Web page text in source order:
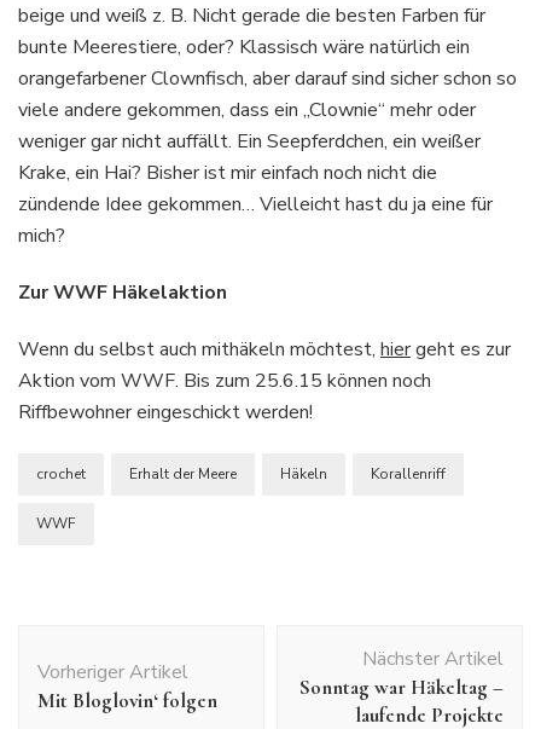
beige und weiß z. B. Nicht gerade die besten Farben für
bunte Meerestiere, oder? Klassisch wäre natürlich ein
orangefarbener Clownfisch, aber darauf sind sicher schon so
viele andere gekommen, dass ein „Clownie“ mehr oder
weniger gar nicht auffällt. Ein Seepferdchen, ein weißer
Krake, ein Hai? Bisher ist mir einfach noch nicht die
zündende Idee gekommen… Vielleicht hast du ja eine für
mich?
Zur WWF Häkelaktion
Wenn du selbst auch mithäkeln möchtest, hiergeht es zur
Aktion vom WWF. Bis zum 25.6.15 können noch
Riffbewohner eingeschickt werden!
crochet Erhalt der Meere Häkeln Korallenriff
WWF
Vorheriger Artikel
Mit Bloglovin‘ folgen
Nächster Artikel
Sonntag war Häkeltag –
laufende Projekte